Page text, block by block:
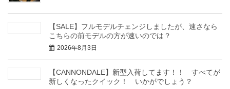
【SALE】フルモデルチェンジしましたが、速さなら
こちらの前モデルの方が速いのでは？
2026年8月3日
【CANNONDALE】新型入荷してます！！ すべてが
新しくなったクイック！ いかがでしょう？